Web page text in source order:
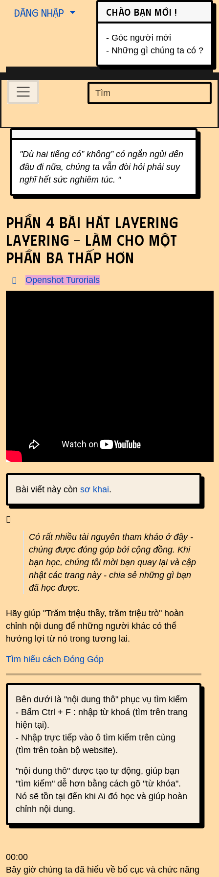
Site identity, navigation, etc.
Đăng nhập Chào bạn mới !
- Góc người mới
- Những gì chúng ta có ?
Navigation and related
Related content
"Dù hai tiếng có” không” có ngắn ngủi đến
đâu đi nữa, chúng ta vẫn đòi hỏi phải suy
nghĩ hết sức nghiêm túc. "
Phần 4 bài hát Layering
Layering - làm cho một
phần ba thấp hơn
Openshot Turorials
Bài viết này còn sơ khai.
Có rất nhiều tài nguyên tham khảo ở đây -
chúng được đóng góp bởi cộng đồng. Khi
bạn học, chúng tôi mời bạn quay lại và cập
nhật các trang này - chia sẻ những gì bạn
đã học được.
Hãy giúp "Trăm triệu thầy, trăm triệu trò" hoàn
chỉnh nội dung để những người khác có thể
hưởng lợi từ nó trong tương lai.
Tìm hiểu cách Đóng Góp
Bên dưới là "nội dung thô" phục vụ tìm kiếm
- Bấm Ctrl + F : nhập từ khoá (tìm trên trang
hiện tại).
- Nhập trực tiếp vào ô tìm kiếm trên cùng
(tìm trên toàn bộ website).
"nội dung thô" được tạo tự động, giúp bạn
"tìm kiếm" dễ hơn bằng cách gõ "từ khóa".
Nó sẽ tồn tại đến khi Ai đó học và giúp hoàn
chỉnh nội dung.
00:00
Bây giờ chúng ta đã hiểu về bố cục và chức năng